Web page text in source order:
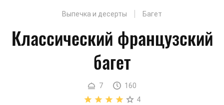
Выпечка и десерты Багет
Классический французский
багет
7
160
4